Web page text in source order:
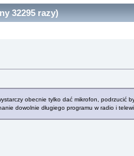
32295 razy)
obecnie tylko dać mikrofon,
dowolnie długiego programu w radio i